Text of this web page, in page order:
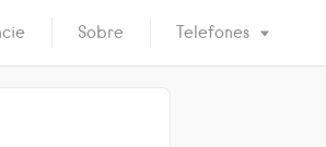
Sobre Telefones